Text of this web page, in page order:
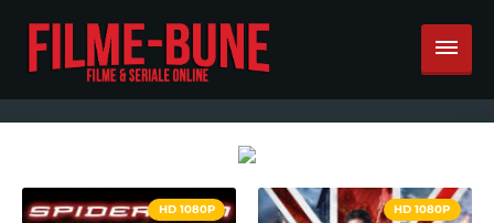
HD 1080P HD 1080P